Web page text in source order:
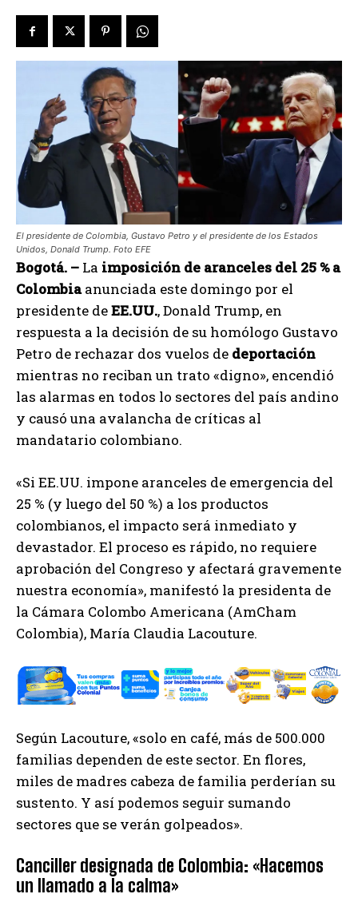
El presidente de Colombia, Gustavo Petro y el presidente de los Estados
Unidos, Donald Trump. Foto EFE
Bogotá. – La imposición de aranceles del 25 % a
Colombiaanunciada este domingo por el
presidente deEE.UU., Donald Trump, en
respuesta a la decisión de su homólogo Gustavo
Petro de rechazar dos vuelos de deportación
mientras no reciban un trato «digno», encendió
las alarmas en todos lo sectores del país andino
y causó una avalancha de críticas al
mandatario colombiano.
«Si EE.UU. impone aranceles de emergencia del
25 % (y luego del 50 %) a los productos
colombianos, el impacto será inmediato y
devastador. El proceso es rápido, no requiere
aprobación del Congreso y afectará gravemente
nuestra economía», manifestó la presidenta de
la Cámara Colombo Americana (AmCham
Colombia), María Claudia Lacouture.
Según Lacouture, «solo en café, más de 500.000
familias dependen de este sector. En flores,
miles de madres cabeza de familia perderían su
sustento. Y así podemos seguir sumando
sectores que se verán golpeados».
Canciller designada de Colombia: «Hacemos
un llamado a la calma»